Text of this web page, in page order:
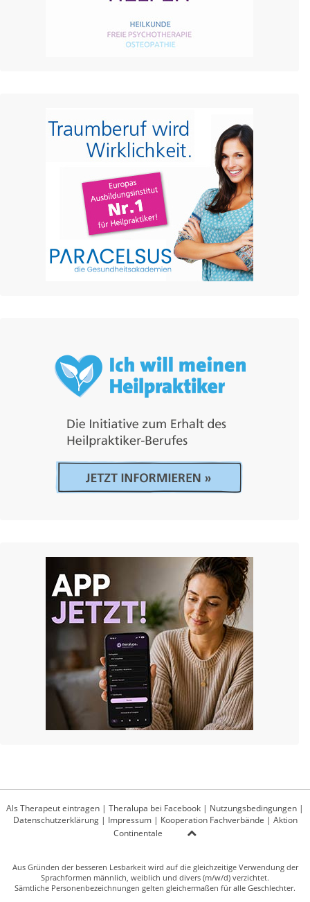
Als Therapeut eintragen | Theralupa bei Facebook | Nutzungsbedingungen |
Datenschutzerklärung| Impressum| Kooperation Fachverbände | Aktion
Continentale
Aus Gründen der besseren Lesbarkeit wird auf die gleichzeitige Verwendung der
Sprachformen männlich, weiblich und divers (m/w/d) verzichtet.
Sämtliche Personenbezeichnungen gelten gleichermaßen für alle Geschlechter.